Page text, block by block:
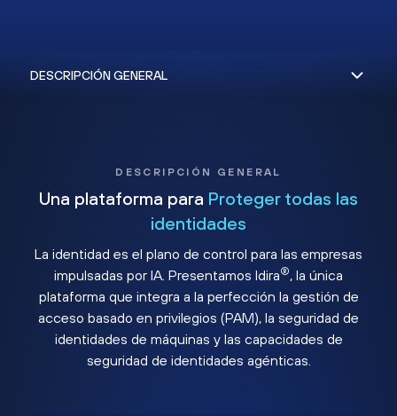
DESCRIPCIÓN GENERAL
Una plataforma para Proteger todas las
identidades
La identidad es el plano de control para las empresas
impulsadas por IA. Presentamos Idira®, la única
plataforma que integra a la perfección la gestión de
acceso basado en privilegios (PAM), la seguridad de
identidades de máquinas y las capacidades de
seguridad de identidades agénticas.